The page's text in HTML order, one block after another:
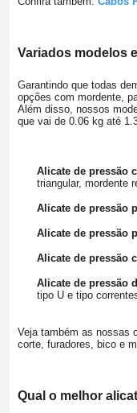
Variados modelos
Garantindo que todas
opções com mordente,
Além disso, nossos
que vai de 0.06 kg até
Alicate de pressão
triangular, mordente
Alicate de pressão
Alicate de pressão
Alicate de pressão
Alicate de pressão
tipo U e tipo
Veja também as nossas
corte, furadores, bico e
Qual o melhor